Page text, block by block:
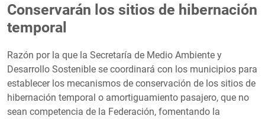
Conservarán los sitios de hibernación
temporal
Razón por la que la Secretaría de Medio Ambiente y
Desarrollo Sostenible se coordinará con los municipios para
establecer los mecanismos de conservación de los sitios de
hibernación temporal o amortiguamiento pasajero, que no
sean competencia de la Federación, fomentando la